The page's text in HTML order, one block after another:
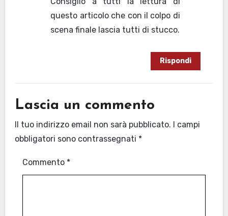
questo articolo che con il colpo di
scena finale lascia tutti di stucco.
Rispondi
Lascia un commento
Il tuo indirizzo email non sarà pubblicato.
I campi
obbligatori sono contrassegnati *
Commento *